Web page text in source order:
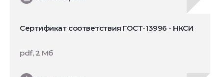
Сертификат соответствия ГОСТ-13996 - НКСИ
pdf, 2 Мб